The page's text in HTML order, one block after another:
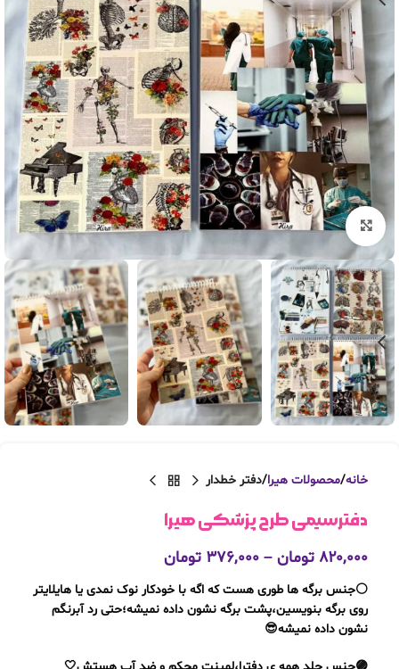
بزرگنمایی تصویر
خانه محصولات هیرا دفتر خطدار
دفترسیمی طرح پزشکی هیرا
۸۲۰,۰۰۰ تومان – ۳۷۶,۰۰۰ تومان
⚪️جنس برگه ها طوری هست که اگه با خودکار نوک نمدی یا هایلایتر
روی برگه بنویسین،پشت برگه نشون داده نمیشه؛حتی رد آبرنگم
نشون داده نمیشه😎